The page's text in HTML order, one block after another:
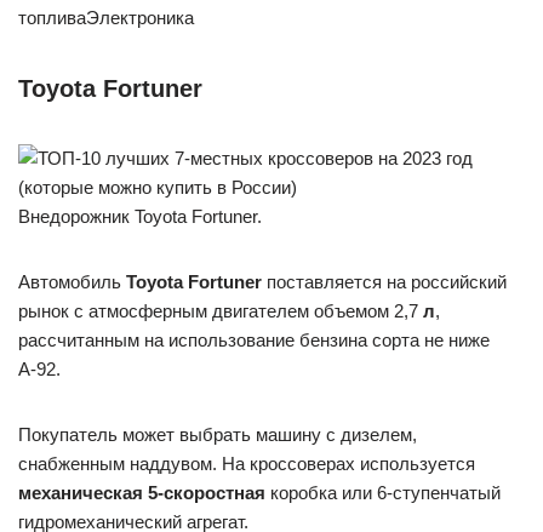
топливаЭлектроника
Toyota Fortuner
Внедорожник Toyota Fortuner.
Автомобиль Toyota Fortuner поставляется на российский
рынок с атмосферным двигателем объемом 2,7 л,
рассчитанным на использование бензина сорта не ниже
А-92.
Покупатель может выбрать машину с дизелем,
снабженным наддувом. На кроссоверах используется
механическая 5-скоростная коробка или 6-ступенчатый
гидромеханический агрегат.